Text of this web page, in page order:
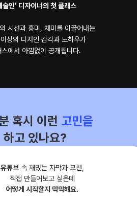
술인’ 디자이너의 첫 클래스
시선과 흥미, 재미를 이끌어내는
상의 디자인 감각과 노하우가
스에서 아낌없이 공개됩니다.
혹시 이런 고민을
하고 있나요?
유튜브 속 재밌는 자막과 모션,
직접 만들어보고 싶은데
어떻게 시작할지 막막해요.